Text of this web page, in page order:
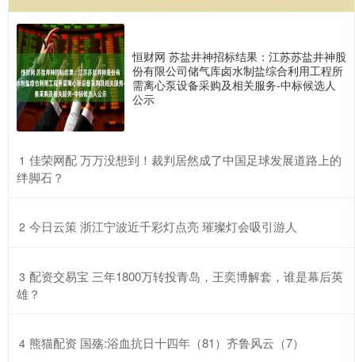
恒财网 苏盐井神招标结果：江苏苏盐井神股
份有限公司储气库卤水制盐综合利用工程所
需离心泵设备采购及相关服务-中标候选人
公示
1 ​佳荣网配 万万没想到！裁判居然成了中国足球发展道路上的
绊脚石？
2 ​今日云策 浙江宁波近千彩灯点亮 璀璨灯会吸引游人
3 ​配资交易宝 三年1800万转投青岛，王奕博解套，谁是幕后英
雄？
4 ​熊猫配资 国殇:浴血抗日十四年（81）齐鲁风云（7）